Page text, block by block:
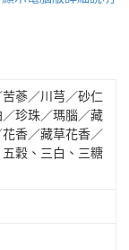
蔘／川芎／砂仁
珍珠／瑪腦／藏
香／藏草花香／
穀、三白、三糖